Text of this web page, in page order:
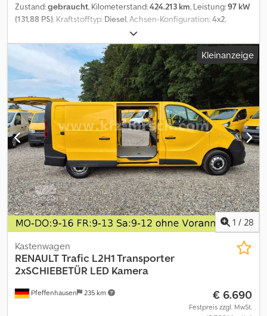
Zustand:gebraucht, Kilometerstand:424.213 km, Leistung:97 kW
(131,88 PS) , Kraftstofftyp: Diesel , Achsen-Konfiguration:4x2
, Getriebetyp:
Baujahr:2002, Renault Mildlum 180-12 Baujahr : 2002
Bilometerstand : 424.213 Km 4x2 Doka Schaltgetriebe 7 Sitzer 3 -
Seiten Kipper Doppelbereifung hinten ! : 11.900 Kg Eigengewicht :
5.940 Kg Klima Djdpsyda Tkofx Aahjkr el. fenster Aufbau : Forez
Benne - TRIB 010789 = Weitere Informationen = Kabine: doppelt
Leergewicht: 5.940 kg Zuladung: 5.960 kg zGG: 11.900 kg Marke
des Aufbaus: Forez-Bennes
Kleinanzeige
1 / 28
Pfeffenhausen 235 km
Kastenwagen
RENAULTTrafic L2H1 Transporter
2xSCHIEBETÜR LED Kamera
€ 6.690
Festpreis zzgl. MwSt.